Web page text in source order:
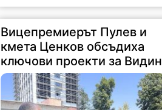
Вицепремиерът Пулев и
кмета Ценков обсъдиха
ключови проекти за Видин